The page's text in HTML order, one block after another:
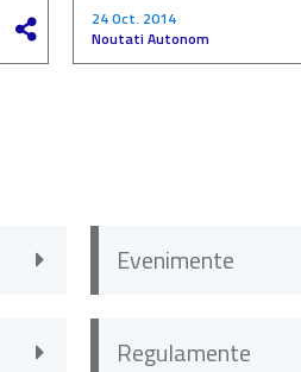
24 Oct. 2014
Noutati Autonom
Evenimente
Regulamente